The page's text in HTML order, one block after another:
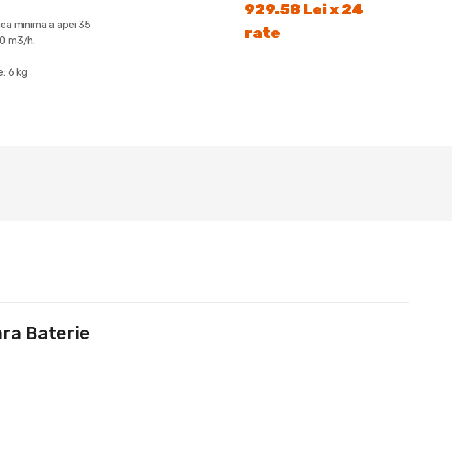
minima a apei 35
m3/h.
6 kg
929.58 Lei x 24
rate
Baterie